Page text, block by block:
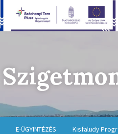
E-ÜGYINTÉZÉS Kisfaludy